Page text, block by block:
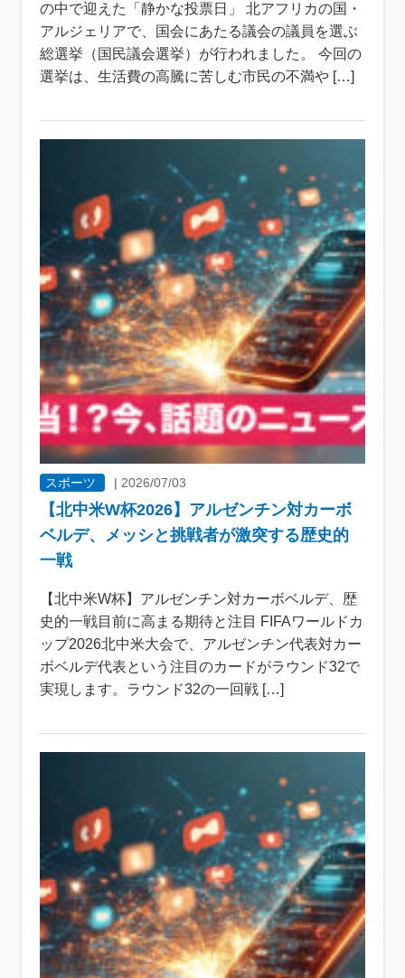
の中で迎えた「静かな投票日」 北アフリカの国・
アルジェリアで、国会にあたる議会の議員を選ぶ
総選挙（国民議会選挙）が行われました。 今回の
選挙は、生活費の高騰に苦しむ市民の不満や […]
スポーツ | 2026/07/03
【北中米W杯2026】アルゼンチン対カーボ
ベルデ、メッシと挑戦者が激突する歴史的
一戦
【北中米W杯】アルゼンチン対カーボベルデ、歴
史的一戦目前に高まる期待と注目 FIFAワールドカ
ップ2026北中米大会で、アルゼンチン代表対カー
ボベルデ代表という注目のカードがラウンド32で
実現します。ラウンド32の一回戦 […]